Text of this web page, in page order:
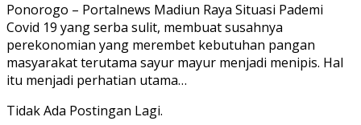
Ponorogo – Portalnews Madiun Raya Situasi Pademi
Covid 19 yang serba sulit, membuat susahnya
perekonomian yang merembet kebutuhan pangan
masyarakat terutama sayur mayur menjadi menipis. Hal
itu menjadi perhatian utama…
Tidak Ada Postingan Lagi.